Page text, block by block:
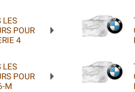
LES
POUR
4
LES
POUR
M